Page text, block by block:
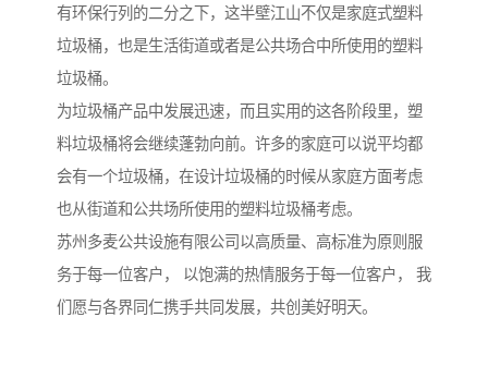
有环保行列的二分之下，这半壁江山不仅是家庭式塑料
垃圾桶，也是生活街道或者是公共场合中所使用的塑料
垃圾桶。
为垃圾桶产品中发展迅速，而且实用的这各阶段里，塑
料垃圾桶将会继续蓬勃向前。许多的家庭可以说平均都
会有一个垃圾桶，在设计垃圾桶的时候从家庭方面考虑
也从街道和公共场所使用的塑料垃圾桶考虑。
苏州多麦公共设施有限公司以高质量、高标准为原则服
务于每一位客户， 以饱满的热情服务于每一位客户， 我
们愿与各界同仁携手共同发展，共创美好明天。